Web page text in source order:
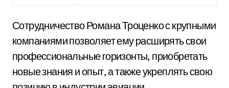
Сотрудничество Романа Троценко с крупными
компаниями позволяет ему расширять свои
профессиональные горизонты, приобретать
новые знания и опыт, а также укреплять свою